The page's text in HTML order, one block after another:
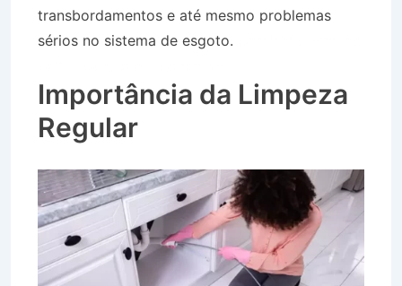
transbordamentos e até mesmo problemas
sérios no sistema de esgoto.
Importância da Limpeza
Regular